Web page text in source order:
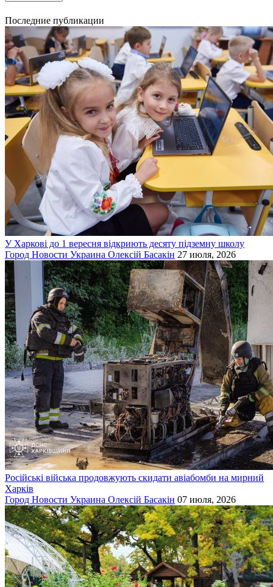
Последние публикации
У Харкові до 1 вересня відкриють десяту підземну школу
Город Новости Украина Олексій Басакін 27 июля, 2026
Російські війська продовжують скидати авіабомби на мирний
Харків
Город Новости Украина Олексій Басакін 07 июля, 2026